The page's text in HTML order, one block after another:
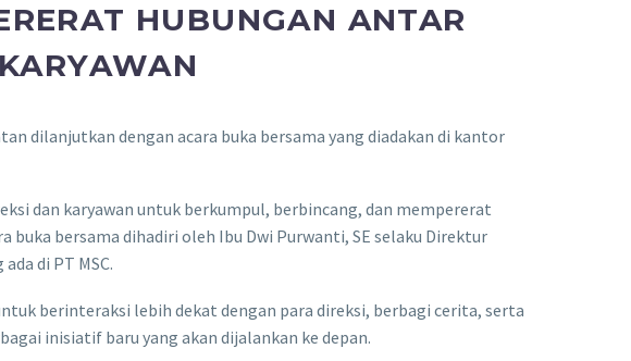
HUBUNGAN ANTAR
dilanjutkan dengan acara buka bersama yang diadakan di kantor
dan karyawan untuk berkumpul, berbincang, dan mempererat
buka bersama dihadiri oleh Ibu Dwi Purwanti, SE selaku Direktur
di PT MSC.
berinteraksi lebih dekat dengan para direksi, berbagi cerita, serta
inisiatif baru yang akan dijalankan ke depan.